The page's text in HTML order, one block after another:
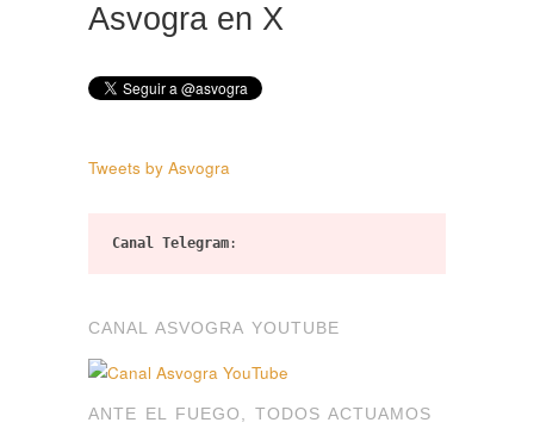
Asvogra en X
Tweets by Asvogra
Canal Telegram:
CANAL ASVOGRA YOUTUBE
ANTE EL FUEGO, TODOS ACTUAMOS